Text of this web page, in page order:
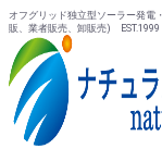
オフグリッド独立型ソーラー発電
販、業者販売、卸販売) EST.1999